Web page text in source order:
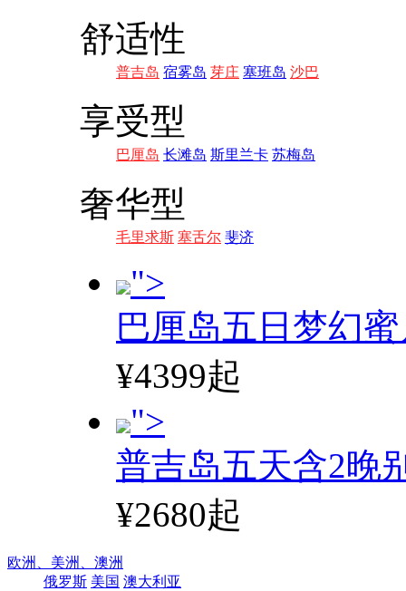
舒适性
普吉岛 宿雾岛 芽庄 塞班岛 沙巴
享受型
巴厘岛 长滩岛 斯里兰卡 苏梅岛
奢华型
毛里求斯 塞舌尔 斐济
">
巴厘岛五日梦幻
¥4399起
">
普吉岛五天含2晚
¥2680起
欧洲、 美洲、 澳洲
俄罗斯 美国 澳大利亚